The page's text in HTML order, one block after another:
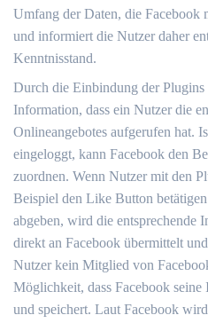
Umfang der Daten, die Facebook
und informiert die Nutzer daher
Kenntnisstand.
Durch die Einbindung der Plugins
Information, dass ein Nutzer die
Onlineangebotes aufgerufen hat.
eingeloggt, kann Facebook den
zuordnen. Wenn Nutzer mit den
Beispiel den Like Button
abgeben, wird die entsprechende
direkt an Facebook übermittelt
Nutzer kein Mitglied von
Möglichkeit, dass Facebook
und speichert. Laut Facebook